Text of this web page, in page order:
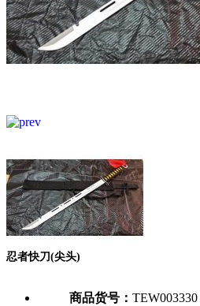
忍者快刀(尖头)
商品货号： TEW003330